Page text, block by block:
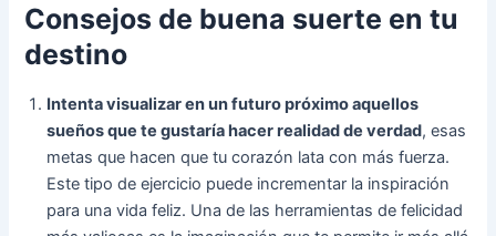
Consejos de buena suerte en tu
destino
Intenta visualizar en un futuro próximo aquellos
sueños que te gustaría hacer realidad de verdad, esas
metas que hacen que tu corazón lata con más fuerza.
Este tipo de ejercicio puede incrementar la inspiración
para una vida feliz. Una de las herramientas de felicidad